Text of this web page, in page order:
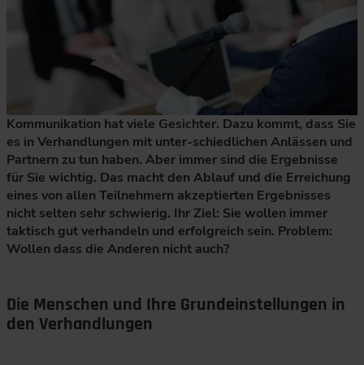
Kommunikation hat viele Gesichter. Dazu kommt, dass Sie
es in Verhandlungen mit unter-schiedlichen Anlässen und
Partnern zu tun haben. Aber immer sind die Ergebnisse
für Sie wichtig. Das macht den Ablauf und die Erreichung
eines von allen Teilnehmern akzeptierten Ergebnisses
nicht selten sehr schwierig. Ihr Ziel: Sie wollen immer
taktisch gut verhandeln und erfolgreich sein. Problem:
Wollen dass die Anderen nicht auch?
Die Menschen und Ihre Grundeinstellungen in
den Verhandlungen